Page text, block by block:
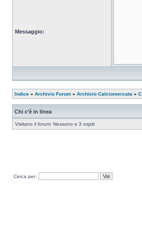
Messaggio:
Indice » Archivio Forum » Archivio Calciomercato »
Chi c’è in linea
Visitano il forum: Nessuno e 3 ospiti
Cerca per: